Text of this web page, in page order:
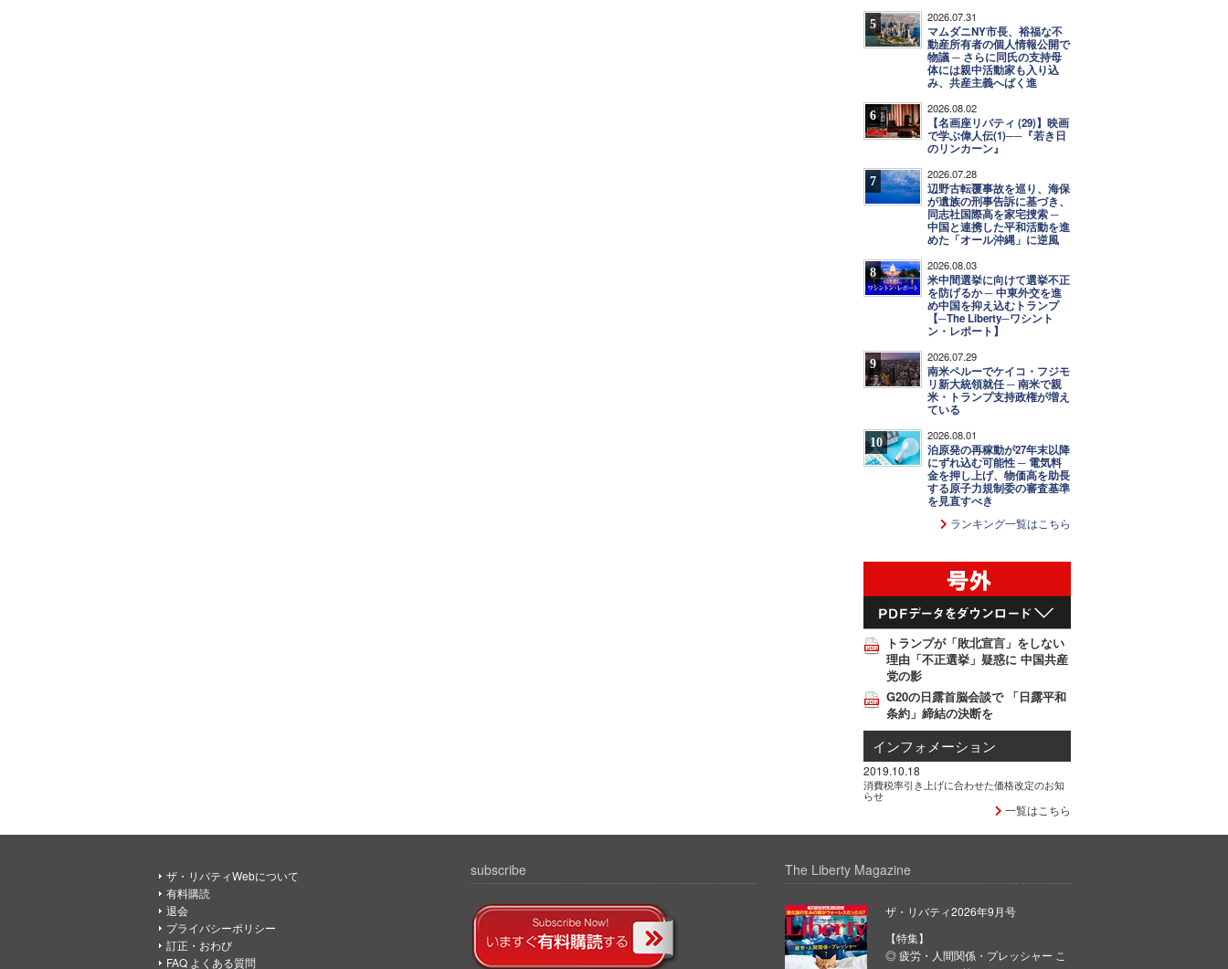
5 2026.07.31
マムダニNY市長、裕福な不
動産所有者の個人情報公開で
物議 ─ さらに同氏の支持母
体には親中活動家も入り込
み、共産主義へばく進
6 2026.08.02
【名画座リバティ (29)】映画
で学ぶ偉人伝(1)──『若き日
のリンカーン』
7 2026.07.28
辺野古転覆事故を巡り、海保
が遺族の刑事告訴に基づき、
同志社国際高を家宅捜索 ─
中国と連携した平和活動を進
めた「オール沖縄」に逆風
8 2026.08.03
米中間選挙に向けて選挙不正
を防げるか ─ 中東外交を進
め中国を抑え込むトランプ
【─The Liberty─ワシント
ン・レポート】
9 2026.07.29
南米ペルーでケイコ・フジモ
リ新大統領就任 ─ 南米で親
米・トランプ支持政権が増え
ている
10 2026.08.01
泊原発の再稼動が27年末以降
にずれ込む可能性 ─ 電気料
金を押し上げ、物価高を助長
する原子力規制委の審査基準
を見直すべき
ランキング一覧はこちら
トランプが「敗北宣言」をしない
理由「不正選挙」疑惑に 中国共産
党の影
G20の日露首脳会談で 「日露平和
条約」締結の決断を
インフォメーション
2019.10.18
消費税率引き上げに合わせた価格改定のお知
らせ
一覧はこちら
ザ・リバティWebについて
有料購読
退会
プライバシーポリシー
訂正・おわび
FAQ よくある質問
subscribe The Liberty Magazine
ザ・リバティ2026年9月号
【特集】
◎ 疲労・人間関係・プレッシャー こ